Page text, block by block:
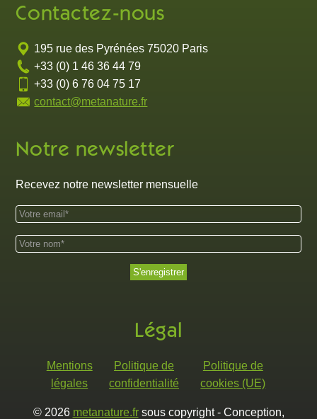
Contactez-nous
195 rue des Pyrénées 75020 Paris
+33 (0) 1 46 36 44 79
+33 (0) 6 76 04 75 17
contact@metanature.fr
Notre newsletter
Recevez notre newsletter mensuelle
Légal
Mentions
légales
Politique de
confidentialité
Politique de
cookies (UE)
© 2026 metanature.frsous copyright - Conception,